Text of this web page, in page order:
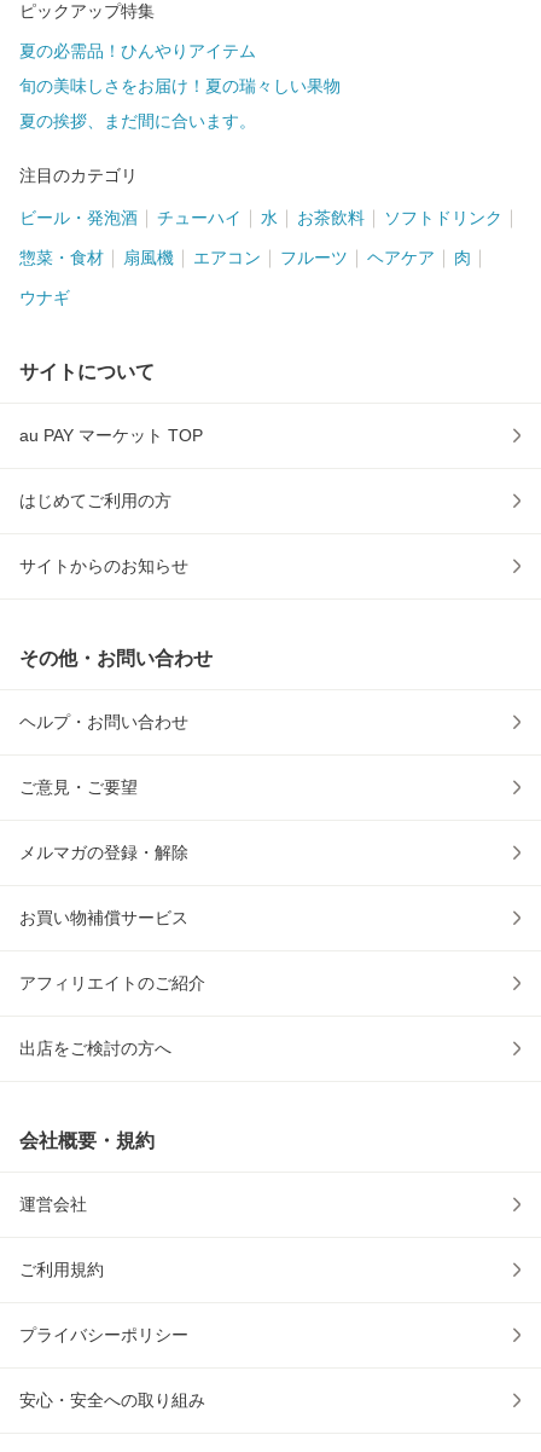
ピックアップ特集
夏の必需品！ひんやりアイテム
旬の美味しさをお届け！夏の瑞々しい果物
夏の挨拶、まだ間に合います。
注目のカテゴリ
ビール・発泡酒 チューハイ 水 お茶飲料 ソフトドリンク
惣菜・食材 扇風機 エアコン フルーツ ヘアケア 肉
ウナギ
サイトについて
au PAY マーケット TOP
はじめてご利用の方
サイトからのお知らせ
その他・お問い合わせ
ヘルプ・お問い合わせ
ご意見・ご要望
メルマガの登録・解除
お買い物補償サービス
アフィリエイトのご紹介
出店をご検討の方へ
会社概要・規約
運営会社
ご利用規約
プライバシーポリシー
安心・安全への取り組み